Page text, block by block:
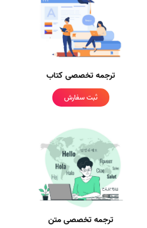
ترجمه تخصصی کتاب
ثبت سفارش
ترجمه تخصصی متن